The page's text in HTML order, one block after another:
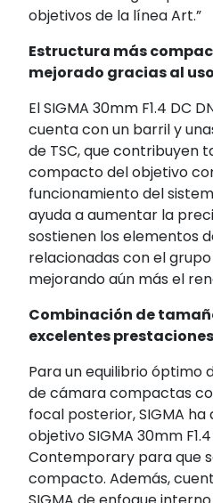
objetivos de la línea Art.”
Estructura más
mejorado gracias al uso
El SIGMA 30mm F1.4 DC
cuenta con un barril y
de TSC, que contribuyen
compacto del objetivo
funcionamiento del
ayuda a aumentar la
sostienen los elementos
relacionadas con el
mejorando aún más el
Combinación de
excelentes
Para un equilibrio óptimo
de cámara compactas
focal posterior, SIGMA ha
objetivo SIGMA 30mm
Contemporary para que
compacto. Además,